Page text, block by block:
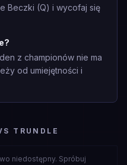
Beczki (Q) i wycofaj się
z championów nie ma
od umiejętności i
TRUNDLE
niedostępny. Spróbuj